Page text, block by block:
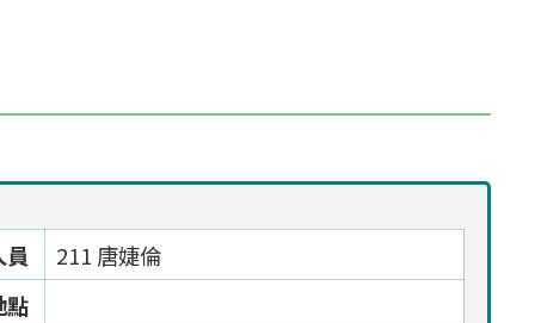
員
211 唐婕倫
點